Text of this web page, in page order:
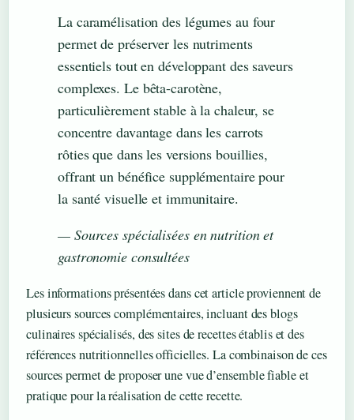
La caramélisation des légumes au four
permet de préserver les nutriments
essentiels tout en développant des saveurs
complexes. Le bêta-carotène,
particulièrement stable à la chaleur, se
concentre davantage dans les carrots
rôties que dans les versions bouillies,
offrant un bénéfice supplémentaire pour
la santé visuelle et immunitaire.
— Sources spécialisées en nutrition et
gastronomie consultées
Les informations présentées dans cet article proviennent de
plusieurs sources complémentaires, incluant des blogs
culinaires spécialisés, des sites de recettes établis et des
références nutritionnelles officielles. La combinaison de ces
sources permet de proposer une vue d’ensemble fiable et
pratique pour la réalisation de cette recette.